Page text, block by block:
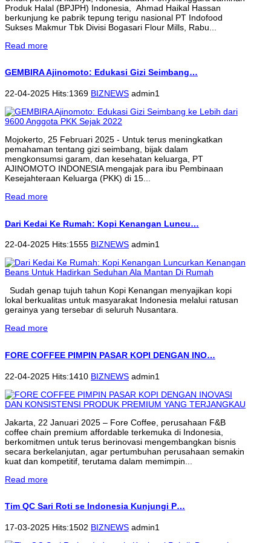
Produk Halal (BPJPH) Indonesia, Ahmad Haikal Hassan
berkunjung ke pabrik tepung terigu nasional PT Indofood
Sukses Makmur Tbk Divisi Bogasari Flour Mills, Rabu...
Read more
GEMBIRA Ajinomoto: Edukasi Gizi Seimbang…
22-04-2025 Hits:1369 BIZNEWS admin1
Mojokerto, 25 Februari 2025 - Untuk terus meningkatkan
pemahaman tentang gizi seimbang, bijak dalam
mengkonsumsi garam, dan kesehatan keluarga, PT
AJINOMOTO INDONESIA mengajak para ibu Pembinaan
Kesejahteraan Keluarga (PKK) di 15...
Read more
Dari Kedai Ke Rumah: Kopi Kenangan Luncu…
22-04-2025 Hits:1555 BIZNEWS admin1
Sudah genap tujuh tahun Kopi Kenangan menyajikan kopi
lokal berkualitas untuk masyarakat Indonesia melalui ratusan
gerainya yang tersebar di seluruh Nusantara.
Read more
FORE COFFEE PIMPIN PASAR KOPI DENGAN INO…
22-04-2025 Hits:1410 BIZNEWS admin1
Jakarta, 22 Januari 2025 – Fore Coffee, perusahaan F&B
coffee chain premium affordable terkemuka di Indonesia,
berkomitmen untuk terus berinovasi mengembangkan bisnis
secara berkelanjutan, agar pertumbuhan perusahaan semakin
kuat dan kompetitif, terutama dalam memimpin...
Read more
Tim QC Sari Roti se Indonesia Kunjungi P…
17-03-2025 Hits:1502 BIZNEWS admin1